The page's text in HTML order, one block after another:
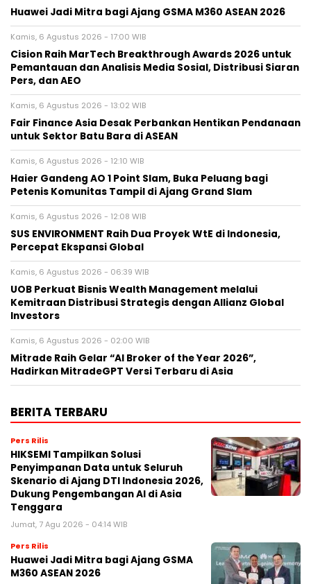
Huawei Jadi Mitra bagi Ajang GSMA M360 ASEAN 2026
Kamis, 6 Agustus 2026 - 17:00 WIB
Cision Raih MarTech Breakthrough Awards 2026 untuk
Pemantauan dan Analisis Media Sosial, Distribusi Siaran
Pers, dan AEO
Kamis, 6 Agustus 2026 - 13:02 WIB
Fair Finance Asia Desak Perbankan Hentikan Pendanaan
untuk Sektor Batu Bara di ASEAN
Kamis, 6 Agustus 2026 - 12:10 WIB
Haier Gandeng AO 1 Point Slam, Buka Peluang bagi
Petenis Komunitas Tampil di Ajang Grand Slam
Kamis, 6 Agustus 2026 - 12:08 WIB
SUS ENVIRONMENT Raih Dua Proyek WtE di Indonesia,
Percepat Ekspansi Global
Kamis, 6 Agustus 2026 - 06:39 WIB
UOB Perkuat Bisnis Wealth Management melalui
Kemitraan Distribusi Strategis dengan Allianz Global
Investors
Kamis, 6 Agustus 2026 - 02:00 WIB
Mitrade Raih Gelar “AI Broker of the Year 2026”,
Hadirkan MitradeGPT Versi Terbaru di Asia
BERITA TERBARU
Pers Rilis
HIKSEMI Tampilkan Solusi
Penyimpanan Data untuk Seluruh
Skenario di Ajang DTI Indonesia 2026,
Dukung Pengembangan AI di Asia
Tenggara
Jumat, 7 Agu 2026 - 04:14 WIB
Pers Rilis
Huawei Jadi Mitra bagi Ajang GSMA
M360 ASEAN 2026